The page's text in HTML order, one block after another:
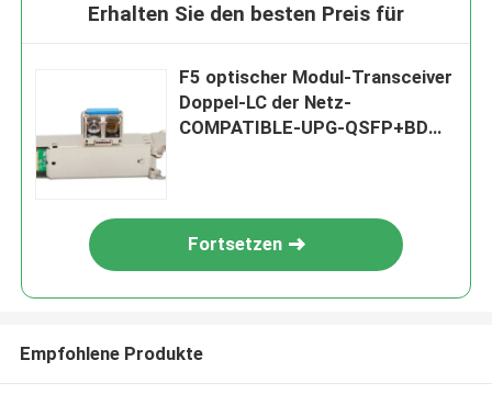
Erhalten Sie den besten Preis für
F5 optischer Modul-Transceiver
Doppel-LC der Netz-
COMPATIBLE-UPG-QSFP+BD
Fortsetzen
Empfohlene Produkte